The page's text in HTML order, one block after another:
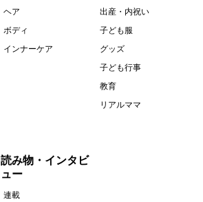
ヘア
ボディ
インナーケア
出産・内祝い
子ども服
グッズ
子ども行事
教育
リアルママ
読み物・インタビ
ュー
連載